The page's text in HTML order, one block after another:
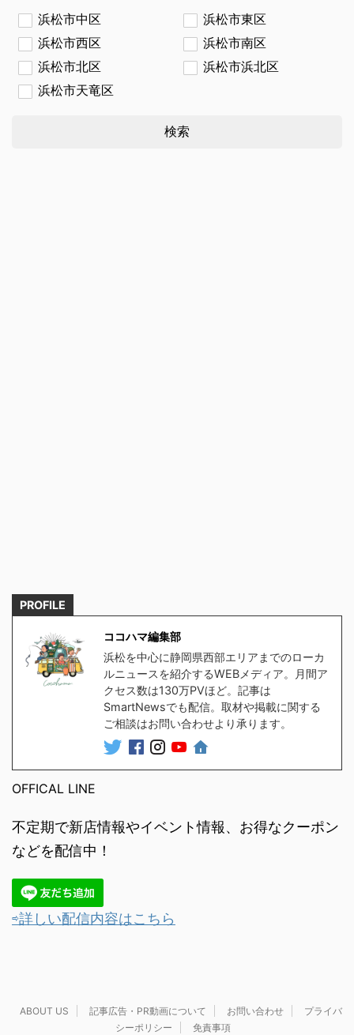
浜松市中区
浜松市東区
浜松市西区
浜松市南区
浜松市北区
浜松市浜北区
浜松市天竜区
検索
PROFILE
ココハマ編集部
浜松を中心に静岡県西部エリアまでのローカ
ルニュースを紹介するWEBメディア。月間ア
クセス数は130万PVほど。記事は
SmartNewsでも配信。取材や掲載に関する
ご相談はお問い合わせより承ります。
OFFICAL LINE
不定期で新店情報やイベント情報、お得なクーポン
などを配信中！
⇨詳しい配信内容はこちら
ABOUT US 記事広告・PR動画について お問い合わせ
プライバ
シーポリシー
免責事項